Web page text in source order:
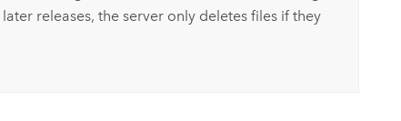
releases, the server only deletes files if they